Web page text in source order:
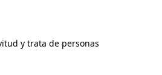
y trata de personas